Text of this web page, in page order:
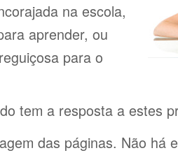
na escola,
aprender, ou
para o
tem a resposta a estes
das páginas. Não há